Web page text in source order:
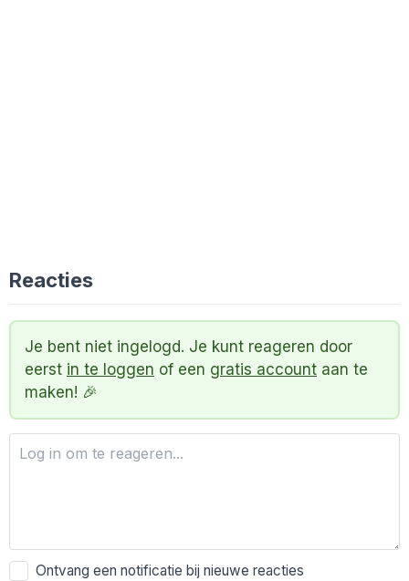
Reacties
Je bent niet ingelogd. Je kunt reageren door
eerst in te loggen of een gratis account aan te
maken! 🎉
Ontvang een notificatie bij nieuwe reacties